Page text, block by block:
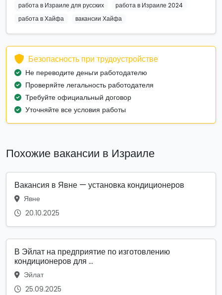
работа в Израиле для русских
работа в Израиле 2024
работа в Хайфа
вакансии Хайфа
Безопасность при трудоустройстве
Не переводите деньги работодателю
Проверяйте легальность работодателя
Требуйте официальный договор
Уточняйте все условия работы
Похожие вакансии в Израиле
Вакансия в Явне — установка кондиционеров
Явне
20.10.2025
В Эйлат на предприятие по изготовлению
кондиционеров для ...
Эйлат
25.09.2025